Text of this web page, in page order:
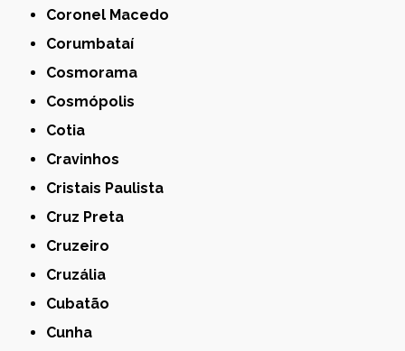
Coronel Macedo
Corumbataí
Cosmorama
Cosmópolis
Cotia
Cravinhos
Cristais Paulista
Cruz Preta
Cruzeiro
Cruzália
Cubatão
Cunha